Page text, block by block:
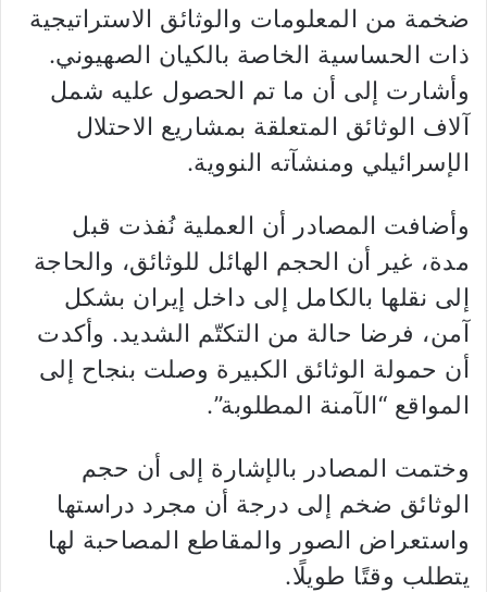
ضخمة من المعلومات والوثائق الاستراتيجية
ذات الحساسية الخاصة بالكيان الصهيوني.
وأشارت إلى أن ما تم الحصول عليه شمل
آلاف الوثائق المتعلقة بمشاريع الاحتلال
الإسرائيلي ومنشآته النووية.
وأضافت المصادر أن العملية نُفذت قبل
مدة، غير أن الحجم الهائل للوثائق، والحاجة
إلى نقلها بالكامل إلى داخل إيران بشكل
آمن، فرضا حالة من التكتّم الشديد. وأكدت
أن حمولة الوثائق الكبيرة وصلت بنجاح إلى
المواقع “الآمنة المطلوبة”.
وختمت المصادر بالإشارة إلى أن حجم
الوثائق ضخم إلى درجة أن مجرد دراستها
واستعراض الصور والمقاطع المصاحبة لها
يتطلب وقتًا طويلًا.